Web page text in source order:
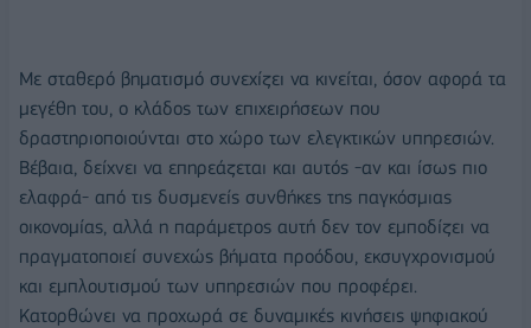
Mε σταθερό βηματισμό συνεχίζει να κινείται, όσον αφορά τα
μεγέθη του, ο κλάδος των επιχειρήσεων που
δραστηριοποιούνται στο χώρο των ελεγκτικών υπηρεσιών.
Βέβαια, δείχνει να επηρεάζεται και αυτός -αν και ίσως πιο
ελαφρά- από τις δυσμενείς συνθήκες της παγκόσμιας
οικονομίας, αλλά η παράμετρος αυτή δεν τον εμποδίζει να
πραγματοποιεί συνεχώς βήματα προόδου, εκσυγχρονισμού
και εμπλουτισμού των υπηρεσιών που προφέρει.
Κατορθώνει να προχωρά σε δυναμικές κινήσεις ψηφιακού